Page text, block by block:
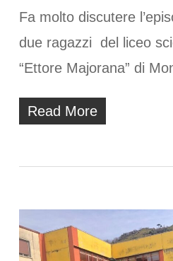
Fa molto discutere
due ragazzi del liceo
“Ettore Majorana” di
Read More